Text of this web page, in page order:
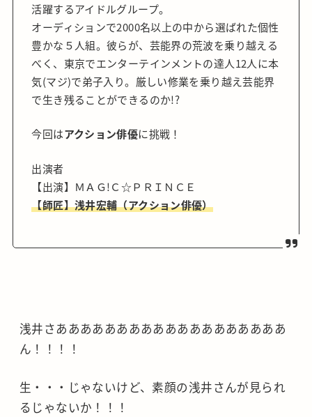
活躍するアイドルグループ。
オーディションで2000名以上の中から選ばれた個性
豊かな５人組。彼らが、芸能界の荒波を乗り越える
べく、東京でエンターテインメントの達人12人に本
気(マジ)で弟子入り。厳しい修業を乗り越え芸能界
で生き残ることができるのか!?
今回はアクション俳優に挑戦！
出演者
【出演】ＭＡＧ!Ｃ☆ＰＲＩＮＣＥ
【師匠】浅井宏輔（アクション俳優）
浅井さあああああああああああああああああああ
ん！！！！
生・・・じゃないけど、素顔の浅井さんが見られ
るじゃないか！！！